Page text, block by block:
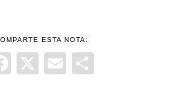
ESTA NOTA:
Facebook
X Email